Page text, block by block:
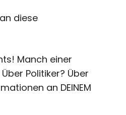
diese
Manch einer
Politiker? Über
an DEINEM